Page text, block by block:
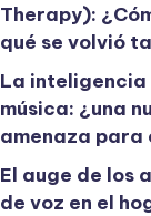
Therapy):
qué se volvió
La
música: ¿una
amenaza para
El auge de los
de voz en el